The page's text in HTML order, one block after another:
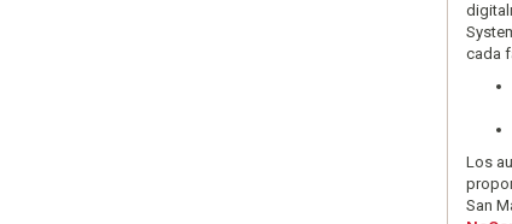
cada
Los
San